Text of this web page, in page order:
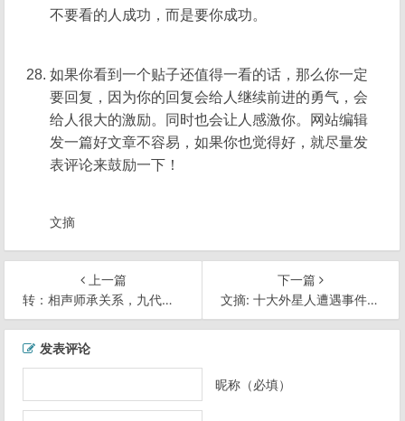
不要看的人成功，而是要你成功。
如果你看到一个贴子还值得一看的话，那么你一定
要回复，因为你的回复会给人继续前进的勇气，会
给人很大的激励。同时也会让人感激你。网站编辑
发一篇好文章不容易，如果你也觉得好，就尽量发
表评论来鼓励一下！
文摘
上一篇
转：相声师承关系，九代传人
下一篇
文摘: 十大外星人遭遇事件真相披露：全是骗局
发表评论
昵称（必填）